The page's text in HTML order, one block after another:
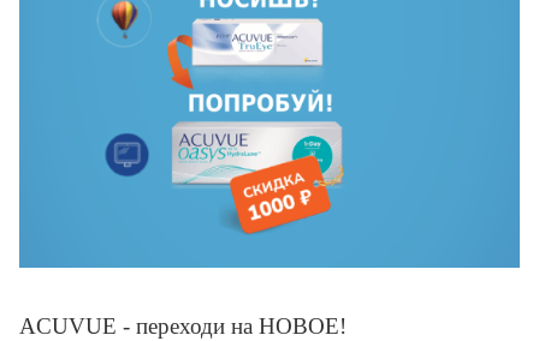
ACUVUE - переходи на НОВОЕ!